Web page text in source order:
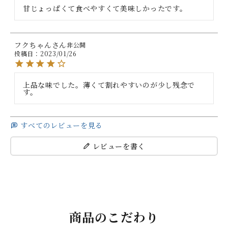
甘じょっぱくて食べやすくて美味しかったです。
フクちゃん
非公開
投稿日
2023/01/26
上品な味でした。薄くて割れやすいのが少し残念で
す。
すべてのレビューを見る
レビューを書く
商品のこだわり